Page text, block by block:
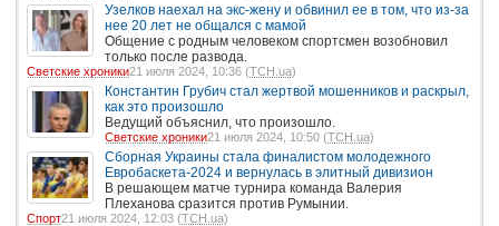
Узелков наехал на экс-жену и обвинил ее в том, что из-за
нее 20 лет не общался с мамой
Общение с родным человеком спортсмен возобновил
только после развода.
Светские хроники21 июля 2024, 10:36 (ТСН.ua)
Константин Грубич стал жертвой мошенников и раскрыл,
как это произошло
Ведущий объяснил, что произошло.
Светские хроники21 июля 2024, 10:50 (ТСН.ua)
Сборная Украины стала финалистом молодежного
Евробаскета-2024 и вернулась в элитный дивизион
В решающем матче турнира команда Валерия
Плеханова сразится против Румынии.
Спорт21 июля 2024, 12:03 (ТСН.ua)